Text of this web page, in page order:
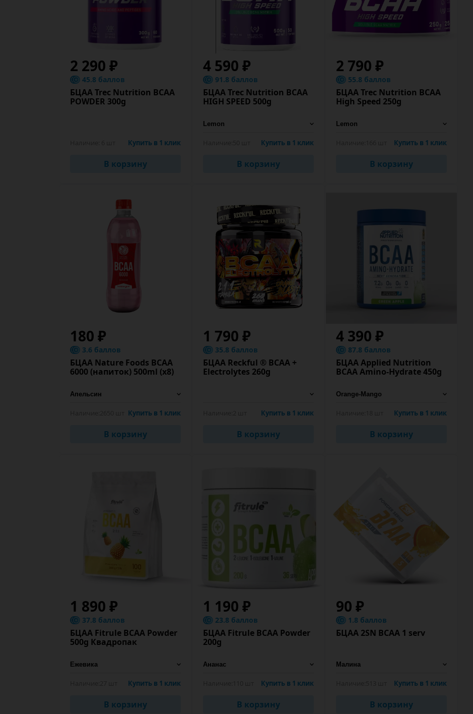
2 290 ₽
45.8 баллов
БЦАА Trec Nutrition BCAA
POWDER 300g
Купить в 1 клик
В корзину
4 590 ₽
91.8 баллов
БЦАА Trec Nutrition BCAA
HIGH SPEED 500g
Купить в 1 клик
В корзину
2 790 ₽
55.8 баллов
БЦАА Trec Nutrition BCAA
High Speed 250g
Купить в 1 клик
В корзину
180 ₽
3.6 баллов
БЦАА Nature Foods BCAA
6000 (напиток) 500ml (x8)
Купить в 1 клик
В корзину
1 790 ₽
35.8 баллов
БЦАА Reckful ® BCAA +
Eleсtrolytes 260g
Купить в 1 клик
В корзину
4 390 ₽
87.8 баллов
БЦАА Applied Nutrition
BCAA Amino-Hydrate 450g
Купить в 1 клик
В корзину
1 890 ₽
37.8 баллов
БЦАА Fitrule BCAA Powder
500g Квадропак
Купить в 1 клик
В корзину
1 190 ₽
23.8 баллов
БЦАА Fitrule BCAA Powder
200g
Купить в 1 клик
В корзину
90 ₽
1.8 баллов
БЦАА 2SN BCAA 1 serv
Купить в 1 клик
В корзину